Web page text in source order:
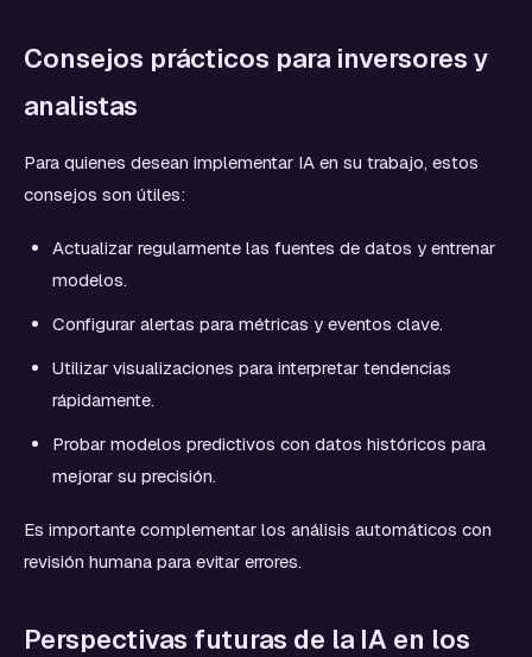
Consejos prácticos para inversores y
analistas
Para quienes desean implementar IA en su trabajo, estos
consejos son útiles:
Actualizar regularmente las fuentes de datos y entrenar
modelos.
Configurar alertas para métricas y eventos clave.
Utilizar visualizaciones para interpretar tendencias
rápidamente.
Probar modelos predictivos con datos históricos para
mejorar su precisión.
Es importante complementar los análisis automáticos con
revisión humana para evitar errores.
Perspectivas futuras de la IA en los